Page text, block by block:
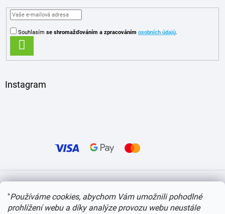
"Používáme cookies, abychom Vám umožnili pohodlné
prohlížení webu a díky analýze provozu webu neustále
Souhlasím se shromažďováním a zpracováním osobních údajů.
SE
Instagram